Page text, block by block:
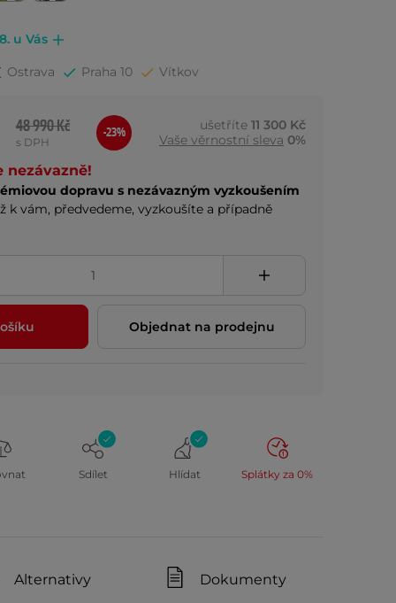
u Vás
Ostrava Praha 10 Vítkov
48 990 Kč
s DPH
-23% ušetříte 11 300 Kč
Vaše věrnostní sleva 0%
nezávazně!
dopravu s nezávazným vyzkoušením
k vám, předvedeme, vyzkoušíte a případně
Objednat na prodejnu
Sdílet Hlídat Splátky za 0%
Alternativy Dokumenty